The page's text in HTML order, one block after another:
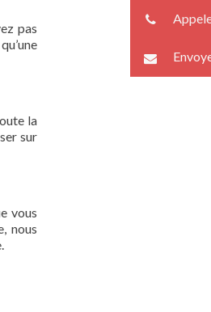
pas
la
sur
vous
nous